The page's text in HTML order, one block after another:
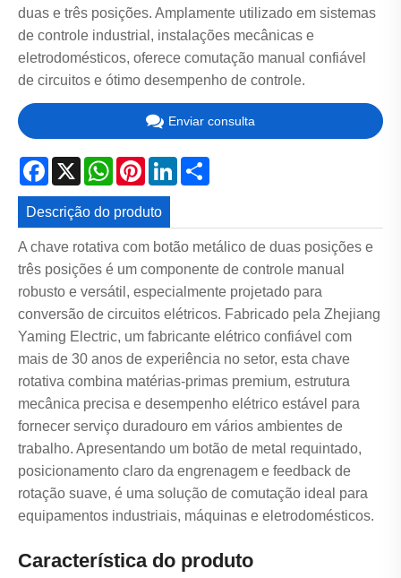
duas e três posições. Amplamente utilizado em sistemas
de controle industrial, instalações mecânicas e
eletrodomésticos, oferece comutação manual confiável
de circuitos e ótimo desempenho de controle.
Enviar consulta
Facebook
X WhatsApp
PinterestLinkedIn
Descrição do produto
A chave rotativa com botão metálico de duas posições e
três posições é um componente de controle manual
robusto e versátil, especialmente projetado para
conversão de circuitos elétricos. Fabricado pela Zhejiang
Yaming Electric, um fabricante elétrico confiável com
mais de 30 anos de experiência no setor, esta chave
rotativa combina matérias-primas premium, estrutura
mecânica precisa e desempenho elétrico estável para
fornecer serviço duradouro em vários ambientes de
trabalho. Apresentando um botão de metal requintado,
posicionamento claro da engrenagem e feedback de
rotação suave, é uma solução de comutação ideal para
equipamentos industriais, máquinas e eletrodomésticos.
Característica do produto